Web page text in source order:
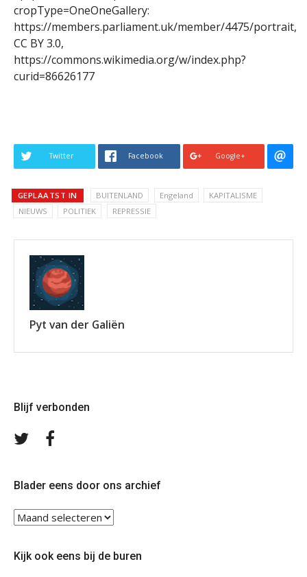
cropType=OneOneGallery:
https://members.parliament.uk/member/4475/portrait,
CC BY 3.0,
https://commons.wikimedia.org/w/index.php?
curid=86626177
Twitter Facebook Google+
GEPLAATST IN BUITENLAND Engeland
KAPITALISME
NIEUWS
POLITIEK REPRESSIE
Pyt van der Galiën
Blijf verbonden
Volg
Blader eens door ons archief
Blader
ons
Kijk ook eens bij de buren